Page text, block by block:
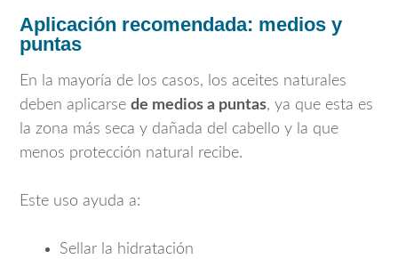
Aplicación recomendada: medios y
puntas
En la mayoría de los casos, los aceites naturales
deben aplicarse de medios a puntas, ya que esta es
la zona más seca y dañada del cabello y la que
menos protección natural recibe.
Este uso ayuda a:
Sellar la hidratación